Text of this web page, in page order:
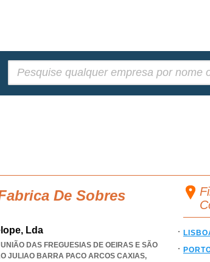
De Sobres
Lda
DAS FREGUESIAS DE OEIRAS E SÃO
JULIAO BARRA PACO ARCOS CAXIAS,